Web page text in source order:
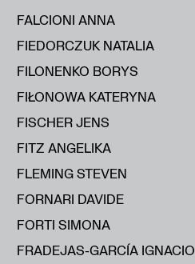
FALCIONI ANNA
FIEDORCZUK NATALIA
FILONENKO BORYS
FIŁONOWA KATERYNA
FISCHER JENS
FITZ ANGELIKA
FLEMING STEVEN
FORNARI DAVIDE
FORTI SIMONA
FRADEJAS-GARCÍA IGNACIO